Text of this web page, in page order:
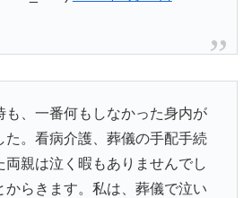
も、一番何もしなかった身内が
た。看病介護、葬儀の手配手続
両親は泣く暇もありませんでし
からきます。私は、葬儀で泣い